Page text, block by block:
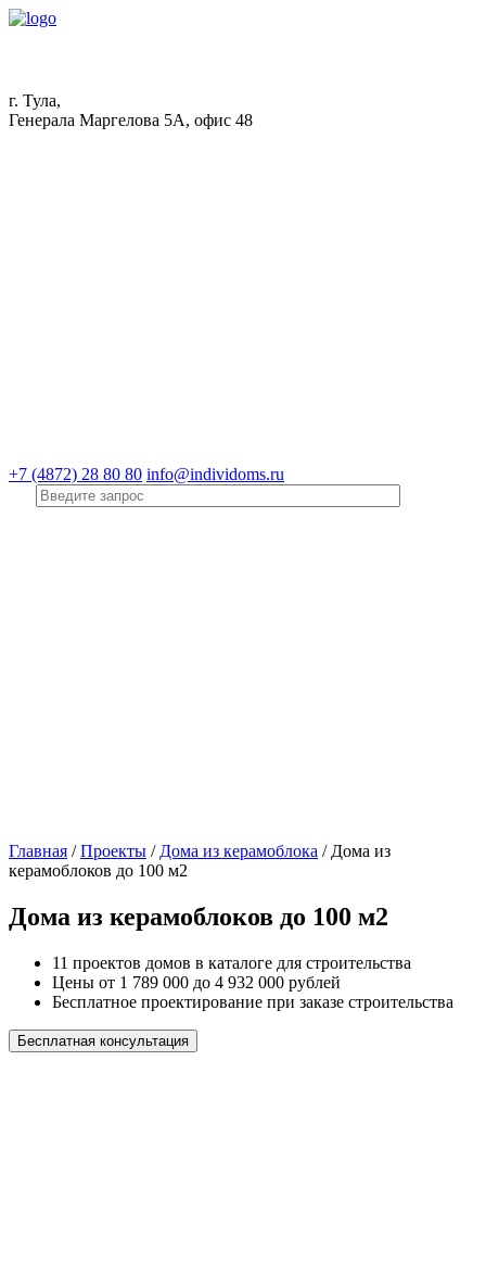
г. Тула,
Генерала Маргелова 5А, офис 48
+7 (4872) 28 80 80 info@individoms.ru
Главная /Проекты / Дома из керамоблока / Дома из
керамоблоков до 100 м2
Дома из керамоблоков до 100 м2
11 проектов домов в каталоге для строительства
Цены от 1 789 000 до 4 932 000 рублей
Бесплатное проектирование при заказе строительства
Бесплатная консультация